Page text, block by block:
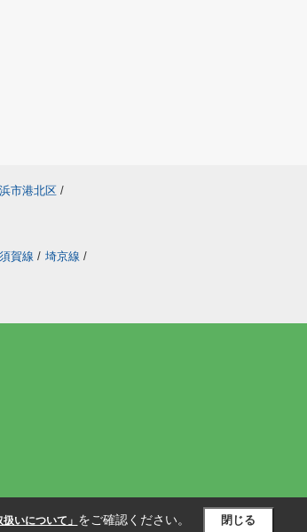
市港北区 /
賀線 / 埼京線 /
いについて」 をご確認ください。 閉じる